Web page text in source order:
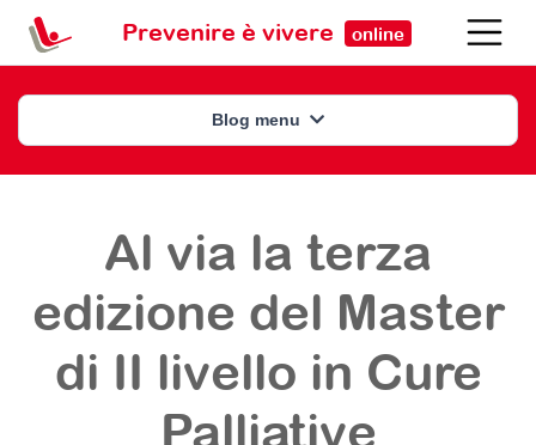
Prevenire è vivere online
Blog menu
Al via la terza
edizione del Master
di II livello in Cure
Palliative